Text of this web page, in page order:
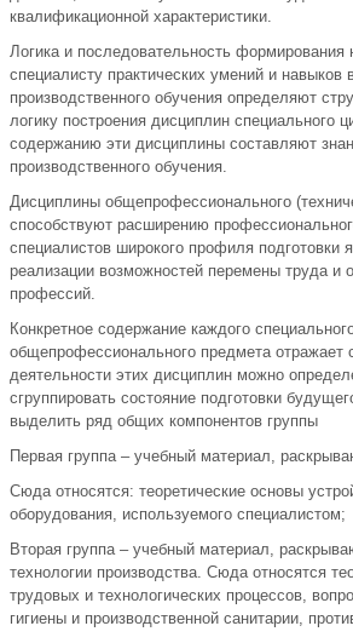
квалификационной характеристики.
Логика и последовательность формирования
специалисту практических умений и навыков
производственного обучения определяют
логику построения дисциплин специального
содержанию эти дисциплины составляют
производственного обучения.
Дисциплины общепрофессионального
способствуют расширению
специалистов широкого профиля подготовки
реализации возможностей перемены труда и
профессий.
Конкретное содержание каждого
общепрофессионального предмета отражает
деятельности этих дисциплин можно
сгруппировать состояние подготовки
выделить ряд общих компонентов группы
Первая группа – учебный материал,
Сюда относятся: теоретические основы
оборудования, используемого специалистом;
Вторая группа – учебный материал,
технологии производства. Сюда относятся
трудовых и технологических процессов,
гигиены и производственной санитарии,